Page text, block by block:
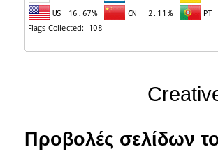
Προβολές σελίδων